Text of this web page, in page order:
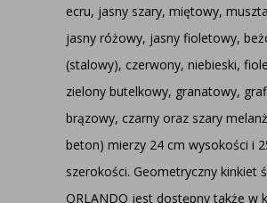
ecru, jasny szary, miętowy,
jasny różowy, jasny fioletowy,
(stalowy), czerwony, niebieski,
zielony butelkowy, granatowy,
brązowy, czarny oraz szary
beton) mierzy 24 cm wysokości i
szerokości. Geometryczny kinkiet
ORLANDO jest dostępny także w